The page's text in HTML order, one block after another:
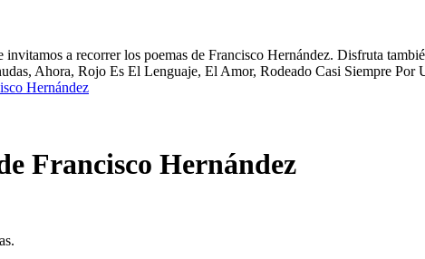
a recorrer los poemas de Francisco Hernández. Disfruta
Ahora, Rojo Es El Lenguaje, El Amor, Rodeado Casi Siempre
Hernández
Francisco Hernández